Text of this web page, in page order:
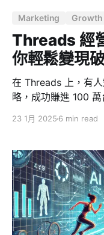
許多任務上展現出驚人的
是，模型在每次生成
Marketing Growth
Threads 經
你輕鬆變現
在 Threads 上，有
略，成功賺進 100
中，學到了「內容
發文的關鍵 1. 別亂留言，選對「流量浪點」才有用 為什
麼不能亂留言？ 在
但如果你隨意留言在
場。這就像衝浪，浪太
術：
23 1月 2025 6 min read